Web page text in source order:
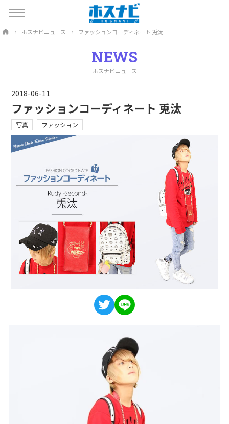
ホスナビニュース ファッションコーディネート 兎汰
NEWS
ホスナビニュース
2018-06-11
ファッションコーディネート 兎汰
写真 ファッション